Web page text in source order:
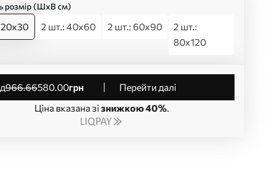
розмір (ШхВ см)
2 шт.: 40x60 2 шт.: 60x90
2 шт.:
80x120
966.66580.00грн
Перейти далі
Ціна вказана зі знижкою 40%.